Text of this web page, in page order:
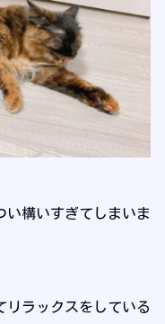
い構いすぎてしまいま
リラックスをしている